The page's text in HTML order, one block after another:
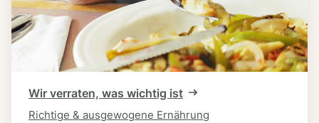
Wir verraten, was wichtig ist
Richtige & ausgewogene Ernährung